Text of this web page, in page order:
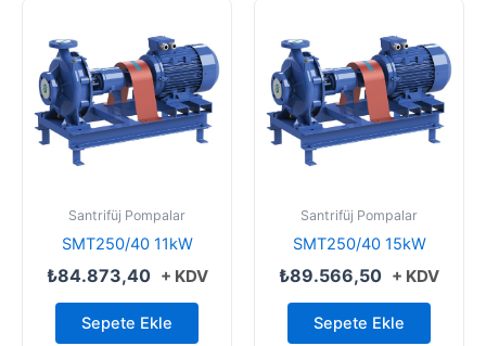
Santrifüj Pompalar
SMT250/40 11kW
₺84.873,40 + KDV
Sepete Ekle
Santrifüj Pompalar
SMT250/40 15kW
₺89.566,50 + KDV
Sepete Ekle